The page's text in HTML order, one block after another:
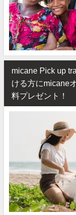
micane Pick up
ける方にmicane
料プレゼント！